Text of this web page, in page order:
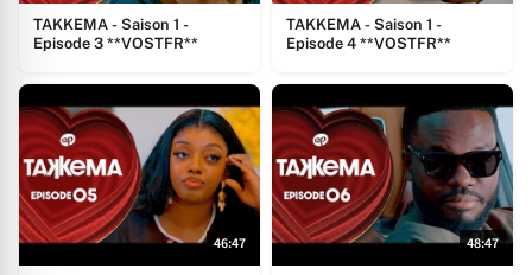
TAKKEMA - Saison 1 -
Episode 3 **VOSTFR**
TAKKEMA - Saison 1 -
Episode 4 **VOSTFR**
46:47 48:47